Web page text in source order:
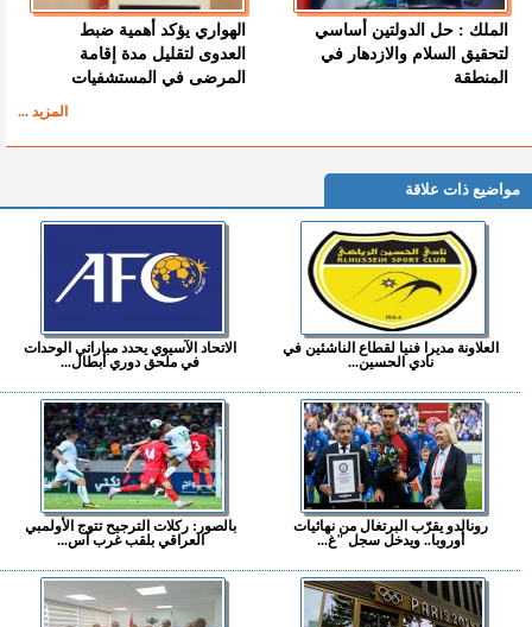
الملك : حل الدولتين أساسي
لتحقيق السلام والازدهار في
المنطقة
الهواري يؤكد أهمية ضبط
العدوى لتقليل مدة إقامة
المرضى في المستشفيات
المزيد ...
مواضيع ذات علاقة
العلاونة مديرا فنيا لقطاع الناشئين في
نادي الحسين...
الاتحاد الآسيوي يحدد مباراتي الوحدات
في ملحق دوري أبطال...
رونالدو يقرّب البرتغال من نهائيات
أوروبا.. ويدخل سجل "غ...
بالصور: ركلات الترجيح تتوج الأولمبي
العراقي بلقب غرب آس...